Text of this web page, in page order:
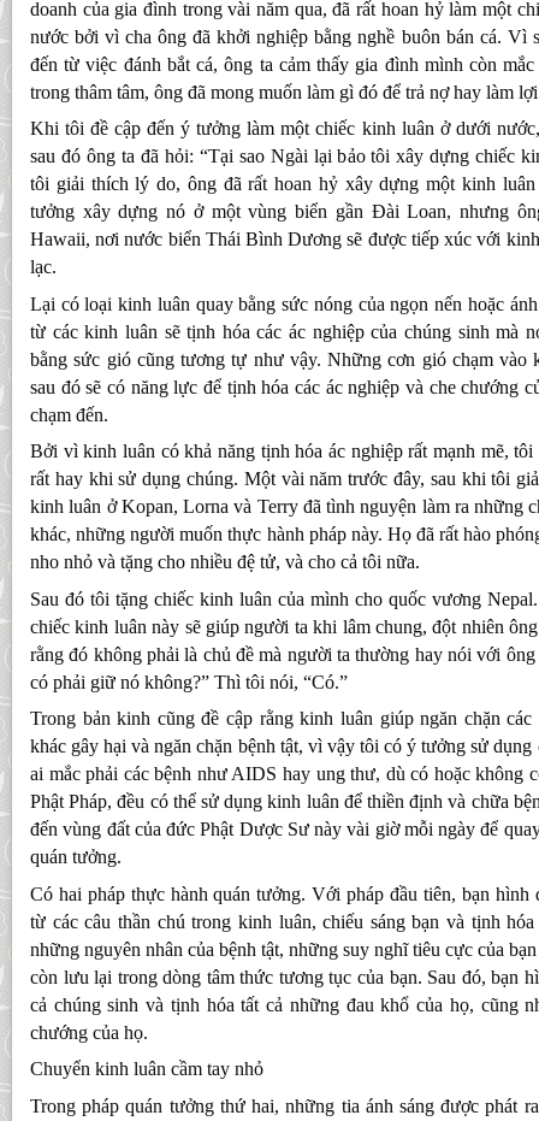
doanh của gia đình trong vài năm qua, đã rất hoan hỷ làm một
nước bởi vì cha ông đã khởi nghiệp bằng nghề buôn bán cá. Vì
đến từ việc đánh bắt cá, ông ta cảm thấy gia đình mình còn
trong thâm tâm, ông đã mong muốn làm gì đó để trả nợ hay làm
Khi tôi đề cập đến ý tưởng làm một chiếc kinh luân ở dưới
sau đó ông ta đã hỏi: “Tại sao Ngài lại bảo tôi xây dựng chiếc
tôi giải thích lý do, ông đã rất hoan hỷ xây dựng một kinh
tưởng xây dựng nó ở một vùng biển gần Đài Loan, nhưng
Hawaii, nơi nước biển Thái Bình Dương sẽ được tiếp xúc với
lạc.
Lại có loại kinh luân quay bằng sức nóng của ngọn nến hoặc
từ các kinh luân sẽ tịnh hóa các ác nghiệp của chúng sinh mà
bằng sức gió cũng tương tự như vậy. Những cơn gió chạm vào
sau đó sẽ có năng lực để tịnh hóa các ác nghiệp và che chướng
chạm đến.
Bởi vì kinh luân có khả năng tịnh hóa ác nghiệp rất mạnh mẽ,
rất hay khi sử dụng chúng. Một vài năm trước đây, sau khi tôi
kinh luân ở Kopan, Lorna và Terry đã tình nguyện làm ra những
khác, những người muốn thực hành pháp này. Họ đã rất hào
nho nhỏ và tặng cho nhiều đệ tử, và cho cả tôi nữa.
Sau đó tôi tặng chiếc kinh luân của mình cho quốc vương
chiếc kinh luân này sẽ giúp người ta khi lâm chung, đột nhiên
rằng đó không phải là chủ đề mà người ta thường hay nói với
có phải giữ nó không?” Thì tôi nói, “Có.”
Trong bản kinh cũng đề cập rằng kinh luân giúp ngăn chặn
khác gây hại và ngăn chặn bệnh tật, vì vậy tôi có ý tưởng sử
ai mắc phải các bệnh như AIDS hay ung thư, dù có hoặc không
Phật Pháp, đều có thể sử dụng kinh luân để thiền định và chữa
đến vùng đất của đức Phật Dược Sư này vài giờ mỗi ngày để
quán tưởng.
Có hai pháp thực hành quán tưởng. Với pháp đầu tiên, bạn hình
từ các câu thần chú trong kinh luân, chiếu sáng bạn và tịnh
những nguyên nhân của bệnh tật, những suy nghĩ tiêu cực của
còn lưu lại trong dòng tâm thức tương tục của bạn. Sau đó, bạn
cả chúng sinh và tịnh hóa tất cả những đau khổ của họ, cũng
chướng của họ.
Chuyển kinh luân cầm tay nhỏ
Trong pháp quán tưởng thứ hai, những tia ánh sáng được phát